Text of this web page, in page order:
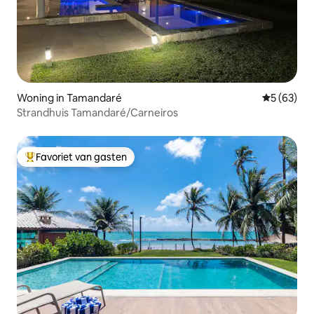
Woning in Tamandaré
5 (63)
Strandhuis Tamandaré/Carneiros
Topfavoriet van gasten
Favoriet van gasten